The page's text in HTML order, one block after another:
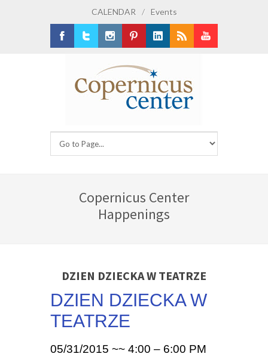
CALENDAR / Events
Copernicus Center
Happenings
DZIEN DZIECKA W TEATRZE
DZIEN DZIECKA W
TEATRZE
05/31/2015 ~~ 4:00 – 6:00 PM